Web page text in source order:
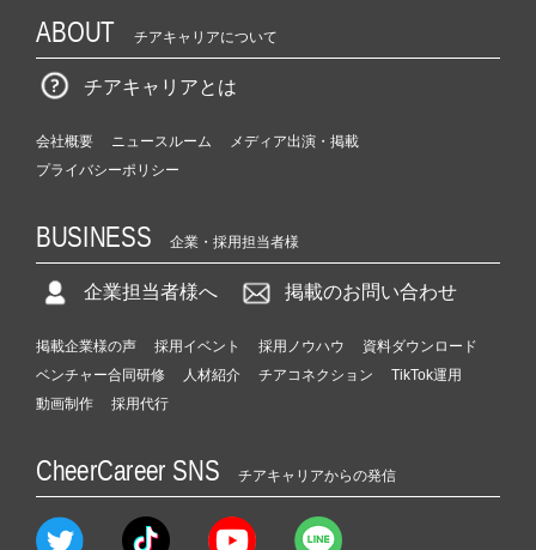
ABOUT チアキャリアについて
チアキャリアとは
会社概要 ニュースルーム
メディア出演・掲載
プライバシーポリシー
BUSINESS 企業・採用担当者様
企業担当者様へ 掲載のお問い合わせ
掲載企業様の声 採用イベント 採用ノウハウ
資料ダウンロード
ベンチャー合同研修
人材紹介 チアコネクション
TikTok運用
動画制作
採用代行
CheerCareer SNS チアキャリアからの発信